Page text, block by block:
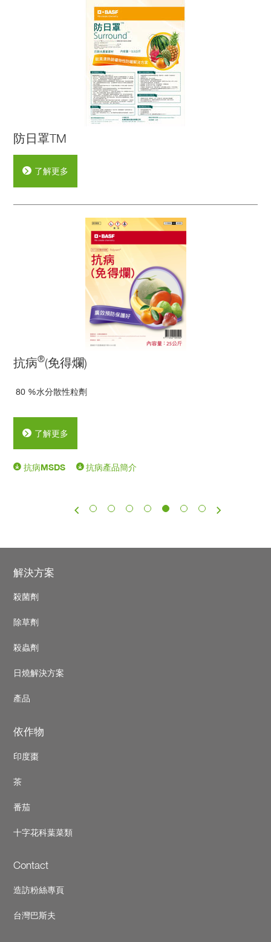
防日罩TM
了解更多
抗病®(免得爛)
80 %水分散性粒劑
了解更多
抗病MSDS 抗病產品簡介
Footer
解決方案
殺菌劑
除草劑
殺蟲劑
日燒解決方案
產品
依作物
印度棗
茶
番茄
十字花科葉菜類
Contact
造訪粉絲專頁
台灣巴斯夫